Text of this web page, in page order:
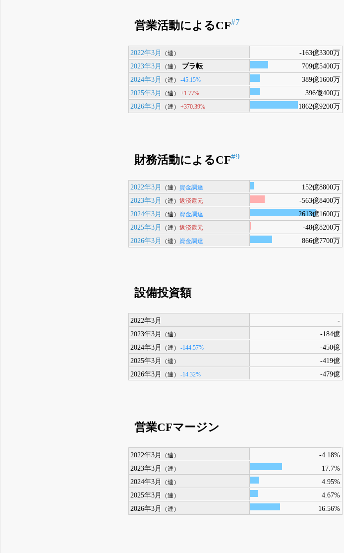
営業活動によるCF#7
2022年3月 （連）
-163億3300万
2023年3月
（連） プラ転
709億5400万
2024年3月
（連） -45.15%
389億1600万
2025年3月
（連） +1.77%
396億400万
2026年3月
（連） +370.39% 1862億9200万
財務活動によるCF#9
2022年3月 （連） 資金調達
152億8800万
2023年3月
（連）返済還元
-563億8400万
2024年3月
（連） 資金調達
2613億1600万
2025年3月
（連）返済還元
-48億8200万
2026年3月
（連） 資金調達 866億7700万
設備投資額
2022年3月
-
2023年3月
（連）
-184億
2024年3月
（連） -144.57%
-450億
2025年3月
（連）
-419億
2026年3月
（連） -14.32% -479億
営業CFマージン
2022年3月 （連）
-4.18%
2023年3月
（連）
17.7%
2024年3月
（連）
4.95%
2025年3月
（連）
4.67%
2026年3月
（連） 16.56%